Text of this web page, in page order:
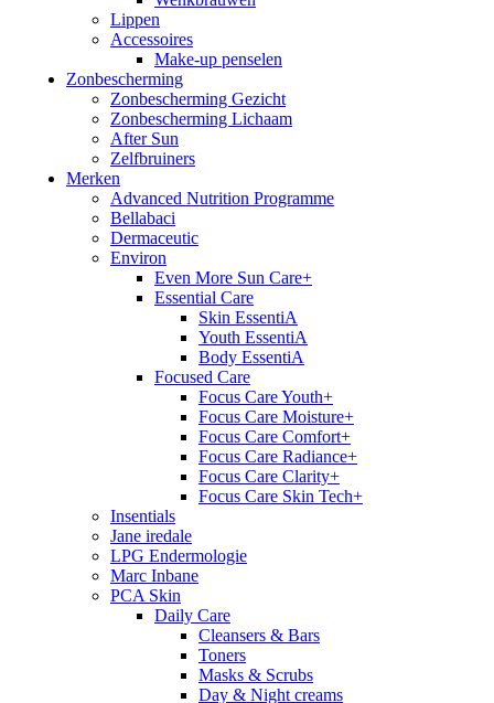
Lippen
Accessoires
Make-up penselen
Zonbescherming
Zonbescherming Gezicht
Zonbescherming Lichaam
After Sun
Zelfbruiners
Merken
Advanced Nutrition Programme
Bellabaci
Dermaceutic
Environ
Even More Sun Care+
Essential Care
Skin EssentiA
Youth EssentiA
Body EssentiA
Focused Care
Focus Care Youth+
Focus Care Moisture+
Focus Care Comfort+
Focus Care Radiance+
Focus Care Clarity+
Focus Care Skin Tech+
Insentials
Jane iredale
LPG Endermologie
Marc Inbane
PCA Skin
Daily Care
Cleansers & Bars
Toners
Masks & Scrubs
Day & Night creams